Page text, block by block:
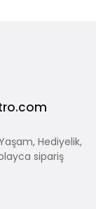
Hediyelik,
sipariş